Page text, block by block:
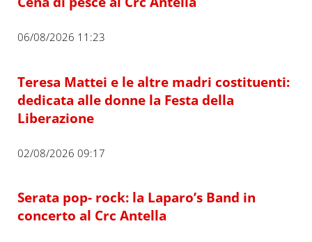
06/08/2026 11:23
Teresa Mattei e le altre madri costituenti:
dedicata alle donne la Festa della
Liberazione
02/08/2026 09:17
Serata pop- rock: la Laparo’s Band in
concerto al Crc Antella